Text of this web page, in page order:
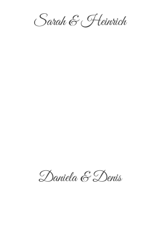
Sarah & Heinrich
Daniela & Denis